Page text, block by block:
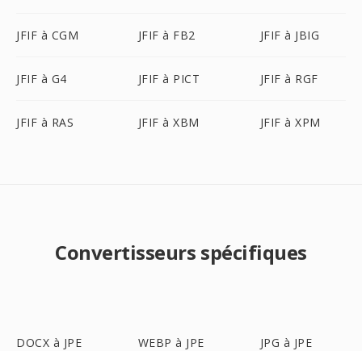
JFIF à CGM JFIF à FB2 JFIF à JBIG
JFIF à G4 JFIF à PICT JFIF à RGF
JFIF à RAS JFIF à XBM JFIF à XPM
Convertisseurs spécifiques
DOCX à JPE WEBP à JPE JPG à JPE